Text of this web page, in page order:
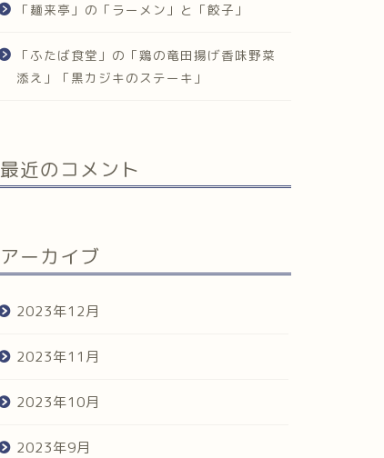
「麺来亭」の「ラーメン」と「餃子」
「ふたば食堂」の「鶏の竜田揚げ香味野菜
添え」「黒カジキのステーキ」
最近のコメント
アーカイブ
2023年12月
2023年11月
2023年10月
2023年9月